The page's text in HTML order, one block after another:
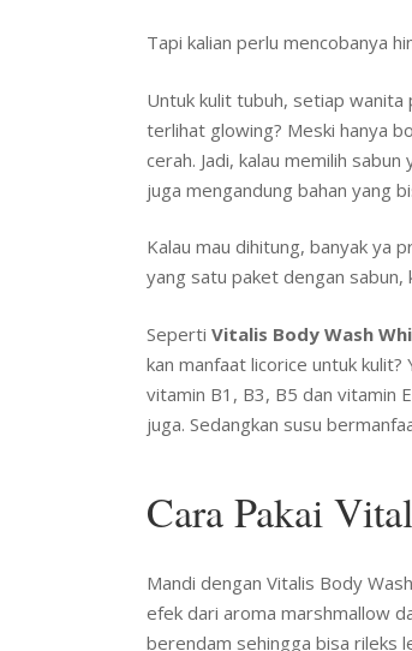
Tapi kalian perlu mencobanya
Untuk kulit tubuh, setiap wanita
terlihat glowing? Meski hanya
cerah. Jadi, kalau memilih
juga mengandung bahan yang
Kalau mau dihitung, banyak ya
yang satu paket dengan sabun,
Seperti Vitalis Body Wash
kan manfaat licorice untuk
vitamin B1, B3, B5 dan vitamin
juga. Sedangkan susu
Cara Pakai
Mandi dengan Vitalis Body
efek dari aroma marshmallow
berendam sehingga bisa rileks